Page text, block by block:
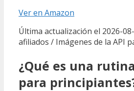
Ver en Amazon
Última actualización el 2026-
afiliados / Imágenes de la API
¿Qué es una
para